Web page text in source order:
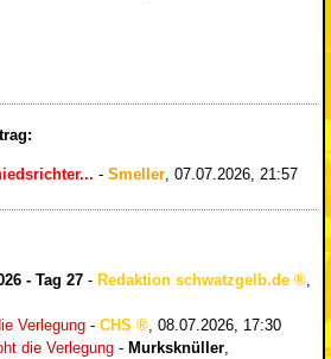
- Smeller, 07.07.2026, 21:57
- Tag 27 - Redaktion schwatzgelb.de
Verlegung - CHS
08.07.2026, 17:30
die Verlegung - Murksknüller